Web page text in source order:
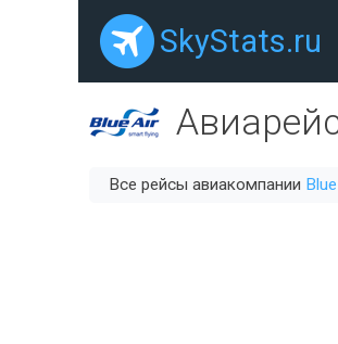
SkyStats.ru
Все рейсы авиакомпании